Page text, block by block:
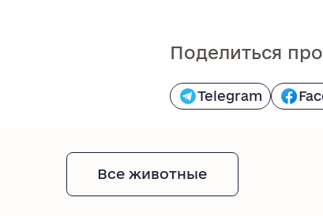
Поделиться
Telegram
Все животные